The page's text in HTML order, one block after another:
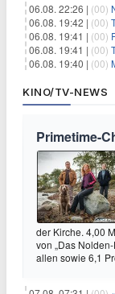
06.08. 22:26 | (00)
06.08. 19:42 | (00)
06.08. 19:41 | (00)
06.08. 19:41 | (00)
06.08. 19:40 | (00)
KINO/TV-NEWS
Primetime-
der Kirche. 4,00
von „Das
allen sowie 6,1